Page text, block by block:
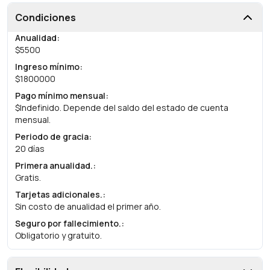
Condiciones
Anualidad:
$5500
Ingreso mínimo:
$1800000
Pago mínimo mensual:
$Indefinido. Depende del saldo del estado de cuenta
mensual.
Periodo de gracia:
20 días
Primera anualidad.:
Gratis.
Tarjetas adicionales.:
Sin costo de anualidad el primer año.
Seguro por fallecimiento.:
Obligatorio y gratuito.